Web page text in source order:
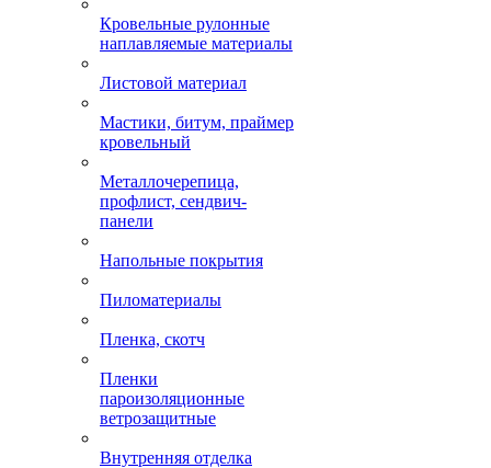
Кровельные рулонные
наплавляемые материалы
Листовой материал
Мастики, битум, праймер
кровельный
Металлочерепица,
профлист, сендвич-
панели
Напольные покрытия
Пиломатериалы
Пленка, скотч
Пленки
пароизоляционные
ветрозащитные
Внутренняя отделка